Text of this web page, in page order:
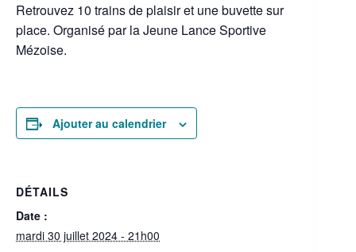
Retrouvez 10 trains de plaisir et une buvette sur
place. Organisé par la Jeune Lance Sportive
Mézoise.
Ajouter au calendrier
DÉTAILS
Date :
mardi 30 juillet 2024 - 21h00